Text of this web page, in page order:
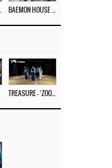
EP.7 BAEMON HOUSE EP.6
TREASURE – ‘ZOOM ZOOM’ DANCE PRACTICE VIDEO